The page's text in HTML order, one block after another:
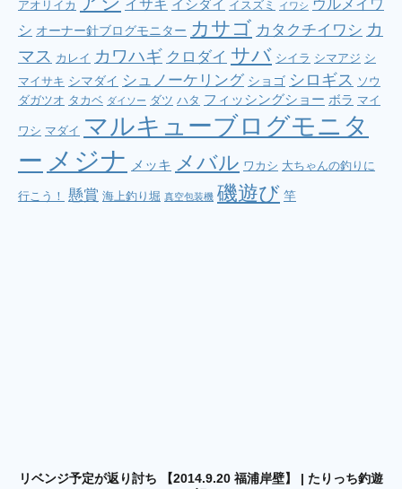
アオリイカ イサキ イシダイ イスズミ イワシ ウルメイワ
シ オーナー針ブログモニター カサゴ カタクチイワシ カ
マス カレイ カワハギ クロダイ サバ シイラ シマアジ シ
マイサキ シマダイ シュノーケリング ショゴ シロギス ソウ
ダガツオ タカベ ダイソー ダツ ハタ フィッシングショー ボラ マイ
ワシ マダイ マルキューブログモニタ
ー メジナ メッキ メバル ワカシ 大ちゃんの釣りに
行こう！ 懸賞 海上釣り堀 真空包装機 磯遊び 竿
リベンジ予定が返り討ち 【2014.9.20 福浦岸壁】 | たりっち釣遊